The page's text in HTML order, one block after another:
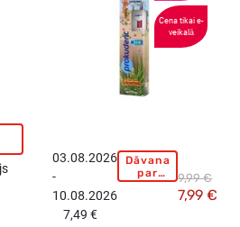
Cena tikai e-
veikalā
03.08.2026
-
10.08.2026
Dāvana
par
pirkumu R
O
7,99 €
9,99 €
7,49 €